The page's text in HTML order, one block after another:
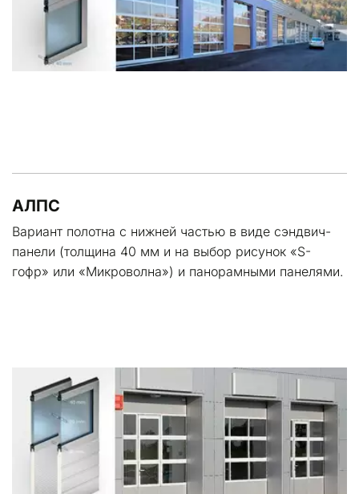
АЛПС
Вариант полотна с нижней частью в виде сэндвич-
панели (толщина 40 мм и на выбор рисунок «S-
гофр» или «Микроволна») и панорамными панелями.